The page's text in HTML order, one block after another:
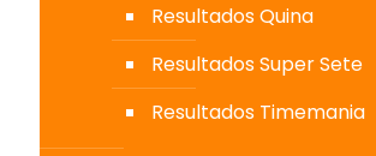
Resultados Quina
Resultados Super Sete
Resultados Timemania